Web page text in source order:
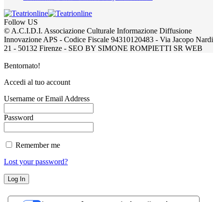
Follow US
© A.C.I.D.I. Associazione Culturale Informazione Diffusione
Innovazione APS - Codice Fiscale 94310120483 - Via Jacopo Nardi
21 - 50132 Firenze - SEO BY SIMONE ROMPIETTI SR WEB
Bentornato!
Accedi al tuo account
Username or Email Address
Password
Remember me
Lost your password?